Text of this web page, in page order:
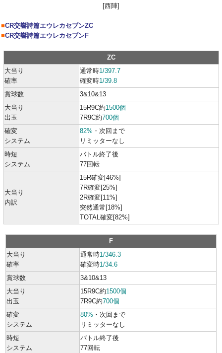
[西陣]
■CR交響詩篇エウレカセブンZC
■CR交響詩篇エウレカセブンF
ZC
大当り
確率
通常時1/397.7
確変時1/39.8
賞球数
3&10&13
大当り
出玉
15R9C約1500個
7R9C約700個
確変
システム
82% ・次回まで
リミッターなし
時短
システム
バトル終了後
77回転
大当り
内訳
15R確変[46%]
7R確変[25%]
2R確変[11%]
突然通常[18%]
TOTAL確変[82%]
F
大当り
確率
通常時1/346.3
確変時1/34.6
賞球数
3&10&13
大当り
出玉
15R9C約1500個
7R9C約700個
確変
システム
80% ・次回まで
リミッターなし
時短
システム
バトル終了後
77回転